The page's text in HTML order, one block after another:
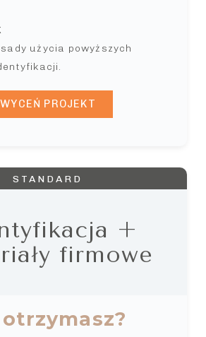
użycia powyższych
WYCEŃ PROJEKT
STANDARD
+
firmowe
otrzymasz?